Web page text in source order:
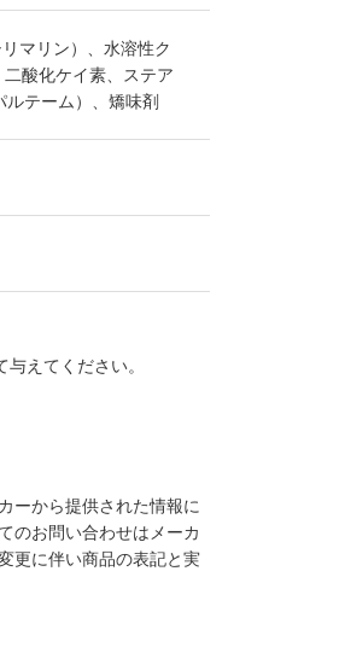
マリン）、水溶性ク
酸化ケイ素、ステア
ルテーム）、矯味剤
えてください。
ーから提供された情報に
のお問い合わせはメーカ
更に伴い商品の表記と実